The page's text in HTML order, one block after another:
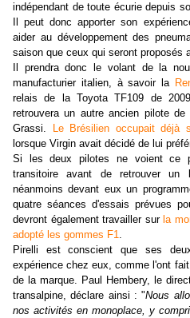
indépendant de toute écurie depuis
Il peut donc apporter son
aider au développement des
saison que ceux qui seront proposés
Il prendra donc le volant de la
manufacturier italien, à savoir la
relais de la Toyota TF109 de
retrouvera un autre ancien pilote
Grassi.
Le Brésilien occupait déjà
lorsque Virgin avait décidé de lui
Si les deux pilotes ne voient ce
transitoire avant de retrouver un
néanmoins devant eux un
quatre séances d'essais prévues
devront également travailler sur la
adopté les gommes F1.
Pirelli est conscient que ses
expérience chez eux, comme l'ont
de la marque. Paul Hembery, le
transalpine, déclare ainsi : "Nous
nos activités en monoplace, y